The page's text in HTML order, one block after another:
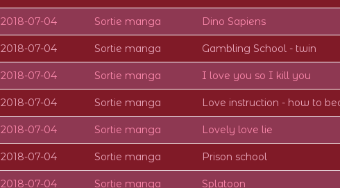
2018-07-04 Sortie manga Dino Sapiens
2018-07-04 Sortie manga Gambling School - twin
2018-07-04 Sortie manga I love you so I kill you
2018-07-04 Sortie manga Love instruction - how to
2018-07-04 Sortie manga Lovely love lie
2018-07-04 Sortie manga Prison school
2018-07-04 Sortie manga Splatoon